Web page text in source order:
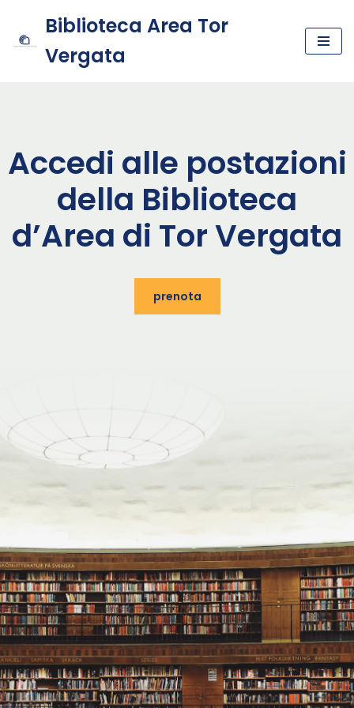
Vai
Biblioteca Area Tor
Vergata
Accedi alle postazioni
della Biblioteca
d’Area di Tor Vergata
prenota